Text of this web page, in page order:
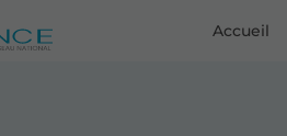
Accueil